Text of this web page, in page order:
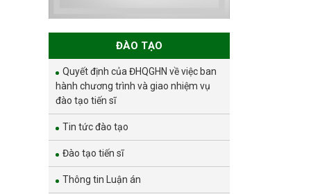
TẠO TIẾN SĨ NĂM
2026
ĐÀO TẠO
Quyết định của ĐHQGHN về việc ban
hành chương trình và giao nhiệm vụ
đào tạo tiến sĩ
Tin tức đào tạo
Đào tạo tiến sĩ
Thông tin Luận án